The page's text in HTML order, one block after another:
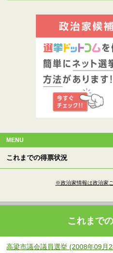
MENU
これまでの得票状況
※政治家情報は政治家
これまで
高梁市議会議員選挙 (2008年09月